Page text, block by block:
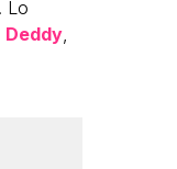
Lo
Deddy,